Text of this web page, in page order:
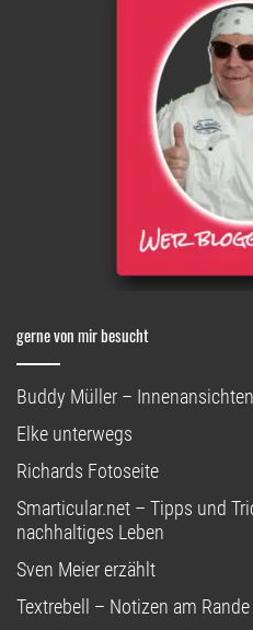
gerne von mir besucht
Buddy Müller –
Elke unterwegs
Richards Fotoseite
Smarticular.net – Tipps und
nachhaltiges Leben
Sven Meier erzählt
Textrebell – Notizen am Rande